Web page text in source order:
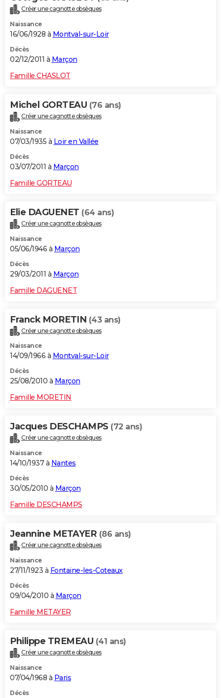
Créer une cagnotte obsèques
Naissance
16/06/1928 à Montval-sur-Loir
Décès
02/12/2011 à Marçon
Famille CHASLOT
Michel GORTEAU (76 ans)
Créer une cagnotte obsèques
Naissance
07/03/1935 à Loir en Vallée
Décès
03/07/2011 à Marçon
Famille GORTEAU
Elie DAGUENET (64 ans)
Créer une cagnotte obsèques
Naissance
05/06/1946 à Marçon
Décès
29/03/2011 à Marçon
Famille DAGUENET
Franck MORETIN (43 ans)
Créer une cagnotte obsèques
Naissance
14/09/1966 à Montval-sur-Loir
Décès
25/08/2010 à Marçon
Famille MORETIN
Jacques DESCHAMPS (72 ans)
Créer une cagnotte obsèques
Naissance
14/10/1937 à Nantes
Décès
30/05/2010 à Marçon
Famille DESCHAMPS
Jeannine METAYER (86 ans)
Créer une cagnotte obsèques
Naissance
27/11/1923 à Fontaine-les-Coteaux
Décès
09/04/2010 à Marçon
Famille METAYER
Philippe TREMEAU (41 ans)
Créer une cagnotte obsèques
Naissance
07/04/1968 à Paris
Décès